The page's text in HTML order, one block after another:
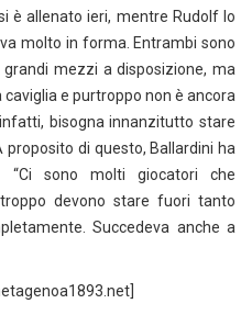
è allenato ieri, mentre Rudolf lo
molto in forma. Entrambi sono
mezzi a disposizione, ma
e purtroppo non è ancora
bisogna innanzitutto stare
proposito di questo, Ballardini ha
“Ci sono molti giocatori che
devono stare fuori tanto
Succedeva anche a